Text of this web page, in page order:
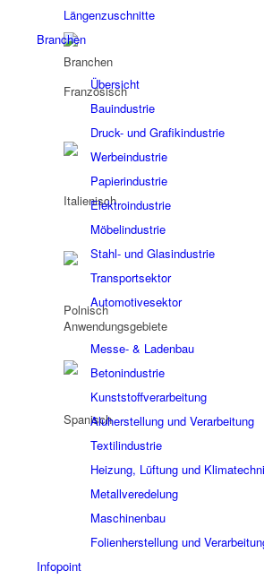
Längenzuschnitte
Branchen
Branchen
Übersicht
Bauindustrie
Druck- und Grafikindustrie
Werbeindustrie
Papierindustrie
Elektroindustrie
Möbelindustrie
Stahl- und Glasindustrie
Transportsektor
Automotivesektor
Anwendungsgebiete
Messe- & Ladenbau
Betonindustrie
Kunststoffverarbeitung
Aluherstellung und Verarbeitung
Textilindustrie
Heizung, Lüftung und
Metallveredelung
Maschinenbau
Folienherstellung und
Infopoint